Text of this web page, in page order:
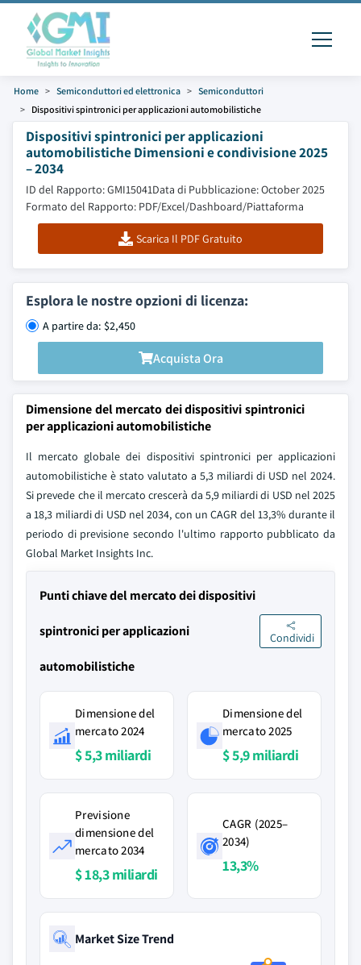
Home Semiconduttori ed elettronica
Semiconduttori
Dispositivi spintronici per applicazioni automobilistiche
Dispositivi spintronici per applicazioni
automobilistiche Dimensioni e condivisione 2025
– 2034
ID del Rapporto: GMI15041Data di Pubblicazione: October 2025
Formato del Rapporto: PDF/Excel/Dashboard/Piattaforma
Scarica Il PDF Gratuito
Esplora le nostre opzioni di licenza:
A partire da: $2,450
Acquista Ora
Dimensione del mercato dei dispositivi spintronici
per applicazioni automobilistiche
Il mercato globale dei dispositivi spintronici per applicazioni
automobilistiche è stato valutato a 5,3 miliardi di USD nel 2024.
Si prevede che il mercato crescerà da 5,9 miliardi di USD nel 2025
a 18,3 miliardi di USD nel 2034, con un CAGR del 13,3% durante il
periodo di previsione secondo l'ultimo rapporto pubblicato da
Global Market Insights Inc.
Punti chiave del mercato dei dispositivi
spintronici per applicazioni
automobilistiche
Condividi
Dimensione del
mercato 2024
$ 5,3 miliardi
Dimensione del
mercato 2025
$ 5,9 miliardi
Previsione
dimensione del
mercato 2034
$ 18,3 miliardi
CAGR (2025–
2034)
13,3%
Market Size Trend